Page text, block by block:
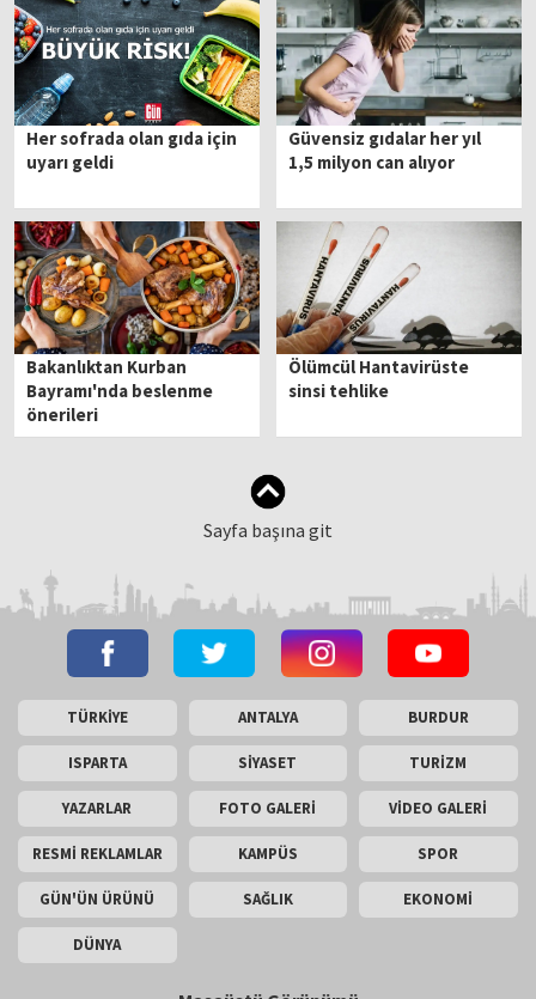
Her sofrada olan gıda için
uyarı geldi
Güvensiz gıdalar her yıl
1,5 milyon can alıyor
Bakanlıktan Kurban
Bayramı'nda beslenme
önerileri
Ölümcül Hantavirüste
sinsi tehlike
Sayfa başına git
TÜRKİYE ANTALYA BURDUR
ISPARTA SİYASET TURİZM
YAZARLAR FOTO GALERİ VİDEO GALERİ
RESMİ REKLAMLAR KAMPÜS SPOR
GÜN'ÜN ÜRÜNÜ SAĞLIK EKONOMİ
DÜNYA